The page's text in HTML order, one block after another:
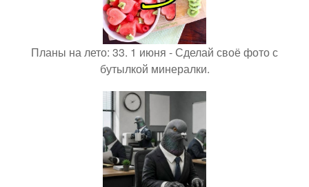
Планы на лето: 33. 1 июня - Сделай своё фото с
бутылкой минералки.